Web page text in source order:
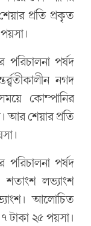
প্রতি প্রকৃত
পরিচালনা পর্ষদ
নগদ
কোম্পানির
আর শেয়ার প্রতি
পরিচালনা পর্ষদ
লভ্যাংশ
আলোচিত
টাকা ২৫ পয়সা।